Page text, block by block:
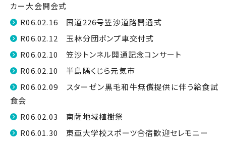
カー大会開会式
R06.02.16 国道226号笠沙道路開通式
R06.02.12 玉林分団ポンプ車交付式
R06.02.10 笠沙トンネル開通記念コンサート
R06.02.10 半島隅くじら元気市
R06.02.09 スターゼン黒毛和牛無償提供に伴う給食試
食会
R06.02.03 南薩地域植樹祭
R06.01.30 東亜大学校スポーツ合宿歓迎セレモニー